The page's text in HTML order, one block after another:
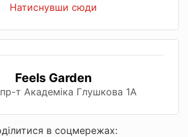
Натиснувши сюди
Feels Garden
т Академіка Глушкова 1А
в соцмережах: